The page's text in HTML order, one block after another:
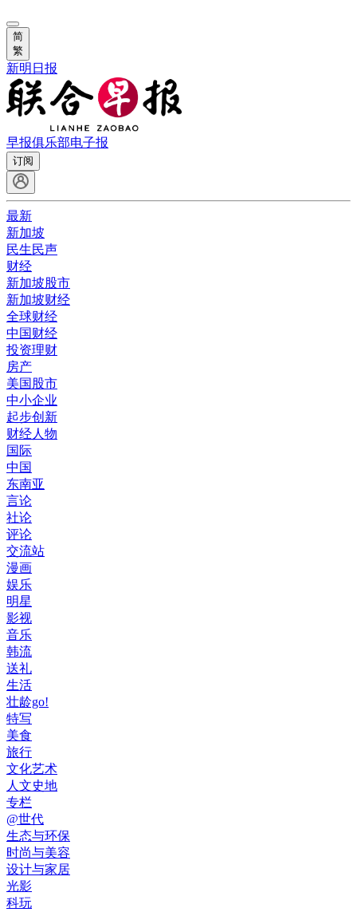
简
繁
新明日报
早报俱乐部电子报
订阅
最新
新加坡
民生民声
财经
新加坡股市
新加坡财经
全球财经
中国财经
投资理财
房产
美国股市
中小企业
起步创新
财经人物
国际
中国
东南亚
言论
社论
评论
交流站
漫画
娱乐
明星
影视
音乐
韩流
送礼
生活
壮龄go!
特写
美食
旅行
文化艺术
人文史地
专栏
@世代
生态与环保
时尚与美容
设计与家居
光影
科玩